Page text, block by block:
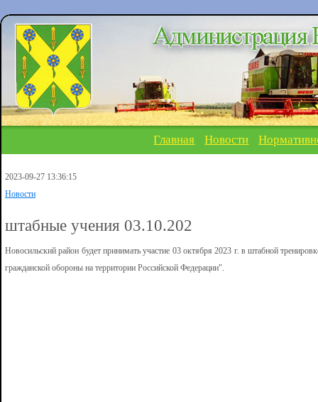
Главная Новости
2023-09-27 13:36:15
Новости
штабные учения 03.10.202
Новосильский район будет принимать участие 03 октября 2023 г. в штабной
гражданской обороны на территории Российской Федерации".